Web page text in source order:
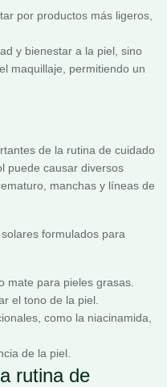
por productos más ligeros,
y bienestar a la piel, sino
maquillaje, permitiendo un
de la rutina de cuidado
puede causar diversos
manchas y líneas de
formulados para
mate para pieles grasas.
el tono de la piel.
como la niacinamida,
de la piel.
rutina de